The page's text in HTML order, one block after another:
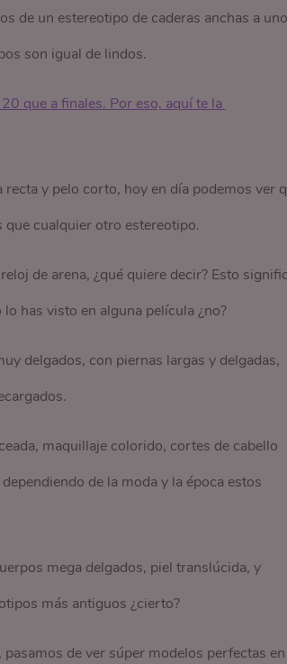
de un estereotipo de caderas anchas a uno
son igual de lindos.
que a finales. Por eso, aquí te la
recta y pelo corto, hoy en día podemos ver
que cualquier otro estereotipo.
de arena, ¿qué quiere decir? Esto
has visto en alguna película ¿no?
delgados, con piernas largas y delgadas,
maquillaje colorido, cortes de cabello
de la moda y la época estos
mega delgados, piel translúcida, y
más antiguos ¿cierto?
de ver súper modelos perfectas en